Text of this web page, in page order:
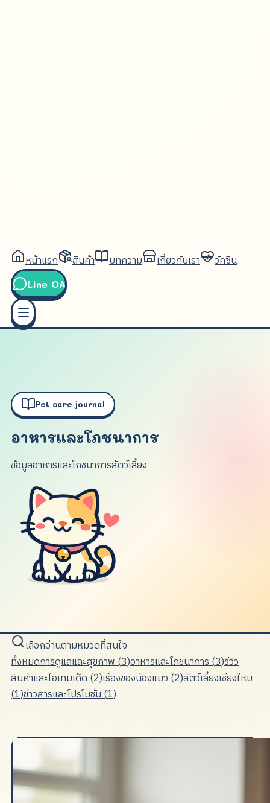
หน้าแรก สินค้า บทความ เกี่ยวกับเรา วัคซีน
Line OA
Pet care journal
อาหารและโภชนาการ
ข้อมูลอาหารและโภชนาการสัตว์เลี้ยง
เลือกอ่านตามหมวดที่สนใจ
ทั้งหมดการดูแลและสุขภาพ(3)อาหารและโภชนาการ(3)รีวิว
สินค้าและไอเทมเด็ด(2)เรื่องของน้องแมว(2)สัตว์เลี้ยงเชียงใหม่
(1)ข่าวสารและโปรโมชั่น(1)